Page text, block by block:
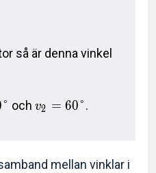
så är denna vinkel
° ochv2 = 60°.
mellan vinklar i